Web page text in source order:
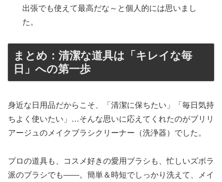
出張でも使えて最高だな～と個人的には思いまし
た。
まとめ：清潔な道具は「キレイな毎
日」への第一歩
身近な日用品だからこそ、「清潔に保ちたい」「毎日気持
ちよく使いたい」…そんな思いに応えてくれたのがブリリ
アージュのメイクブラシクリーナー（洗浄器）でした。
プロの道具も、コスメ好きの愛用ブラシも、忙しいズボラ
派のブラシでも――。簡単＆時短でしっかり洗えて、メイ